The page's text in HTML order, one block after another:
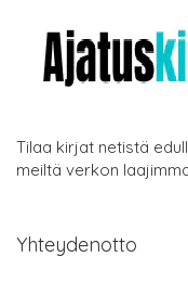
Tilaa kirjat netistä
meiltä verkon
Yhteydenotto